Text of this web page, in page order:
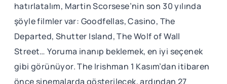
hatırlatalım, Martin Scorsese’nin son 30 yılında
şöyle filmler var: Goodfellas, Casino, The
Departed, Shutter Island, The Wolf of Wall
Street… Yoruma inanıp beklemek, en iyi seçenek
gibi görünüyor. The Irishman 1 Kasım’dan itibaren
önce sinemalarda gösterilecek, ardından 27